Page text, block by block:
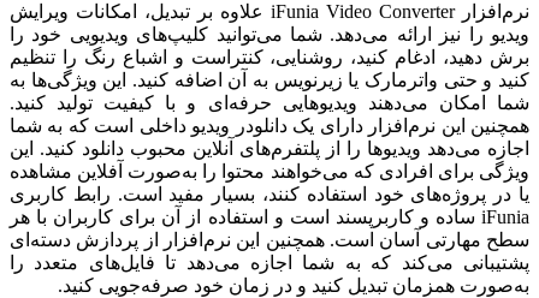
نرم‌افزار iFunia Video Converter
علاوه بر تبدیل، امکانات ویرایش
ویدیو را نیز ارائه می‌دهد. شما می‌توانید کلیپ‌های ویدیویی خود را
برش دهید، ادغام کنید، روشنایی، کنتراست و اشباع رنگ را تنظیم
کنید و حتی واترمارک یا زیرنویس به آن اضافه کنید. این ویژگی‌ها به
شما امکان می‌دهند ویدیوهایی حرفه‌ای و با کیفیت تولید کنید.
همچنین این نرم‌افزار دارای یک دانلودر ویدیو داخلی است که به شما
اجازه می‌دهد ویدیوها را از پلتفرم‌های آنلاین محبوب دانلود کنید. این
ویژگی برای افرادی که می‌خواهند محتوا را به‌صورت آفلاین مشاهده
یا در پروژه‌های خود استفاده کنند، بسیار مفید است. رابط کاربری
iFunia ساده و کاربرپسند است و استفاده از آن برای کاربران با هر
سطح مهارتی آسان است. همچنین این نرم‌افزار از پردازش دسته‌ای
پشتیبانی می‌کند که به شما اجازه می‌دهد تا فایل‌های متعدد را
به‌صورت همزمان تبدیل کنید و در زمان خود صرفه‌جویی کنید.